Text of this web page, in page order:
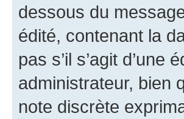
dessous du
édité, contenant la
pas s’il s’agit
administrateur, bien
note discrète